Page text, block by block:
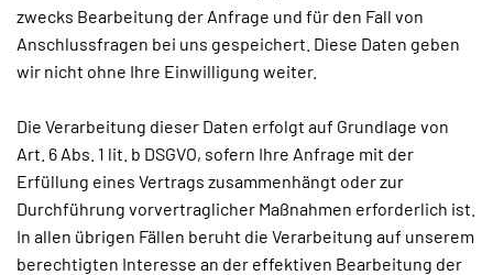
zwecks Bearbeitung der Anfrage und für den Fall von
Anschlussfragen bei uns gespeichert. Diese Daten geben
wir nicht ohne Ihre Einwilligung weiter.
Die Verarbeitung dieser Daten erfolgt auf Grundlage von
Art. 6 Abs. 1 lit. b DSGVO, sofern Ihre Anfrage mit der
Erfüllung eines Vertrags zusammenhängt oder zur
Durchführung vorvertraglicher Maßnahmen erforderlich ist.
In allen übrigen Fällen beruht die Verarbeitung auf unserem
berechtigten Interesse an der effektiven Bearbeitung der